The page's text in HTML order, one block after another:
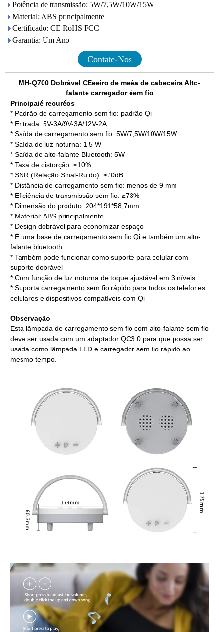
Potência de transmissão: 5W/7,5W/10W/15W
Material: ABS principalmente
Certificado: CE RoHS FCC
Garantia: Um Ano
Contate-Nos
MH-Q700 Dobrável CEeeiro de meéa de cabeceiraAlto-
falante carregador éem fio
Principaié recuréos
* Padrão de carregamento sem fio: padrão Qi
* Entrada: 5V-3A/9V-3A/12V-2A
* Saída de carregamento sem fio: 5W/7,5W/10W/15W
* Saída de luz noturna: 1,5 W
* Saída de alto-falante Bluetooth: 5W
* Taxa de distorção: ≤10%
* SNR (Relação Sinal-Ruído): ≥70dB
* Distância de carregamento sem fio: menos de 9 mm
* Eficiência de transmissão sem fio: ≥73%
* Dimensão do produto: 204*191*58,7mm
* Material: ABS principalmente
* Design dobrável para economizar espaço
* É uma base de carregamento sem fio Qi e também um alto-
falante bluetooth
* Também pode funcionar como suporte para celular com
suporte dobrável
* Com função de luz noturna de toque ajustável em 3 níveis
* Suporta carregamento sem fio rápido para todos os telefones
celulares e dispositivos compatíveis com Qi
Observação
Esta lâmpada de carregamento sem fio com alto-falante sem fio
deve ser usada com um adaptador QC3.0 para que possa ser
usada como lâmpada LED e carregador sem fio rápido ao
mesmo tempo.